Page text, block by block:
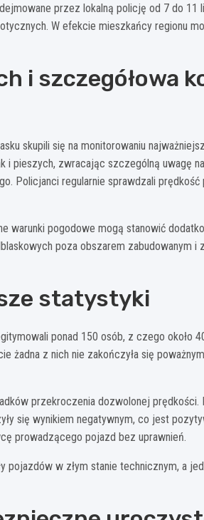
przez lokalną policję od 7 do 11
W efekcie mieszkańcy regionu
i szczegółowa
skupili się na monitorowaniu
i pieszych, zwracając szczególną uwagę
Policjanci regularnie sprawdzali prędkość
warunki pogodowe mogą stanowić
poza obszarem zabudowanym i
statystyki
ponad 150 osób, z czego około
z nich nie zakończyła się
przekroczenia dozwolonej prędkości.
się wynikiem negatywnym, co jest
prowadzącego pojazd bez uprawnień.
w złym stanie technicznym, a